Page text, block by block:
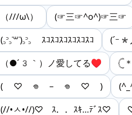
（///ω\） (☞三☞^o^)☞三☞
(꜆꜄꜆˙꒳˙)꜆꜄꜆ ｽｺｽｺｽｺｽｺｽｺｽｺ (´ｰ*
（●´3｀）ノ愛してる♥ 𓊆
( ♡︎ 𖦹 – 𖦹 ♡︎ )
(//•ㅅ•//)♡ ｽ．．ｽｷ…ﾃﾞｽ♡